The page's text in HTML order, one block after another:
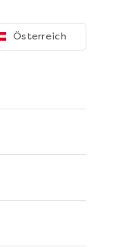
Mehr anzeigen
Set
Österreich